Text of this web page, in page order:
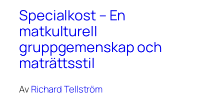
Specialkost – En
matkulturell
gruppgemenskap och
maträttsstil
AvRichard Tellström